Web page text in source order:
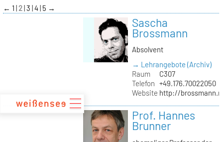
zum
Inhalt
← 1 2 3 4 5 →
Sascha
Brossmann
Absolvent
→ Lehrangebote (Archiv)
Raum
C307
Telefon +49.176.70022050
Website http://
Prof. Hannes
Brunner